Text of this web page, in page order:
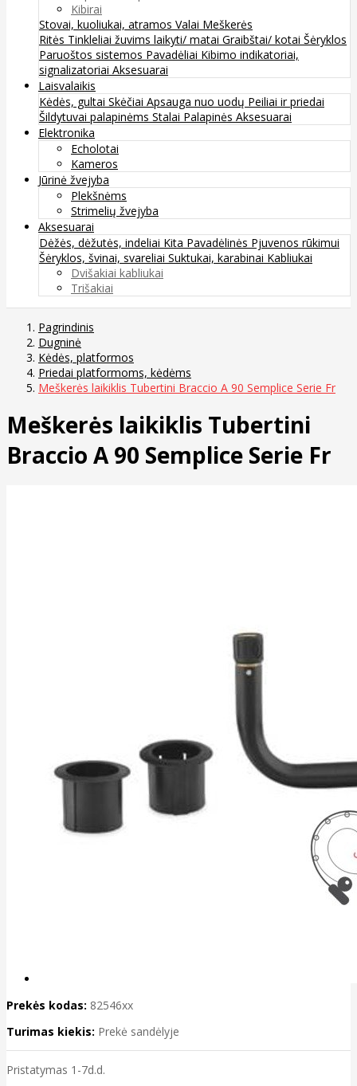
Kibirai
Stovai, kuoliukai, atramos Valai Meškerės
Ritės Tinkleliai žuvims laikyti/ matai Graibštai/ kotai Šėryklos
Paruoštos sistemos Pavadėliai Kibimo indikatoriai,
signalizatoriai Aksesuarai
Laisvalaikis
Kėdės, gultai Skėčiai Apsauga nuo uodų Peiliai ir priedai
Šildytuvai palapinėms Stalai Palapinės Aksesuarai
Elektronika
Echolotai
Kameros
Jūrinė žvejyba
Plekšnėms
Strimelių žvejyba
Aksesuarai
Dėžės, dėžutės, indeliai Kita Pavadėlinės Pjuvenos rūkimui
Šėryklos, švinai, svareliai Suktukai, karabinai Kabliukai
Dvišakiai kabliukai
Trišakiai
Pagrindinis
Dugninė
Kėdės, platformos
Priedai platformoms, kėdėms
Meškerės laikiklis Tubertini Braccio A 90 Semplice Serie Fr
Meškerės laikiklis Tubertini
Braccio A 90 Semplice Serie Fr
Prekės kodas: 82546xx
Turimas kiekis: Prekė sandėlyje
Pristatymas 1-7d.d.